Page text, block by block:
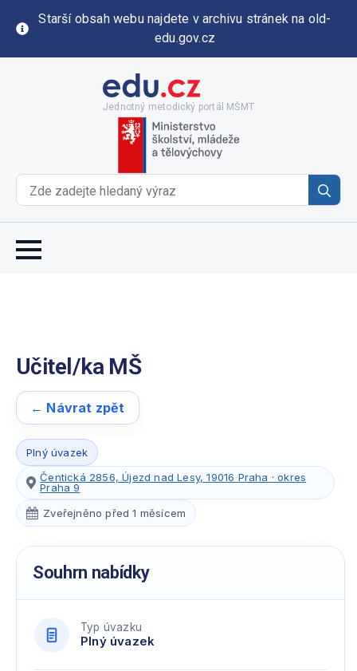
Starší obsah webu najdete v archivu stránek na old-
edu.gov.cz
Jednotný metodický portál MŠMT
for:
Učitel/ka MŠ
← Návrat zpět
Plný úvazek
Čentická 2856, Újezd nad Lesy, 19016 Praha · okres
Praha 9
Zveřejněno před 1 měsícem
Souhrn nabídky
Typ úvazku
Plný úvazek